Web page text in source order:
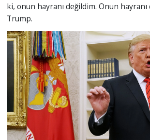
ki, onun hayranı değildim. Onun
Trump.